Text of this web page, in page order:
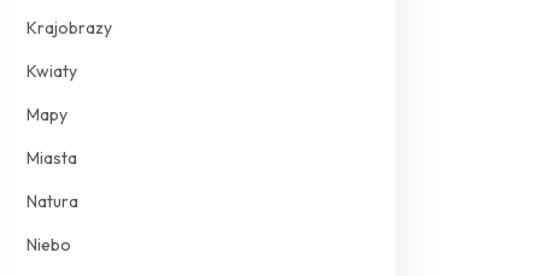
Krajobrazy
Kwiaty
Mapy
Miasta
Natura
Niebo